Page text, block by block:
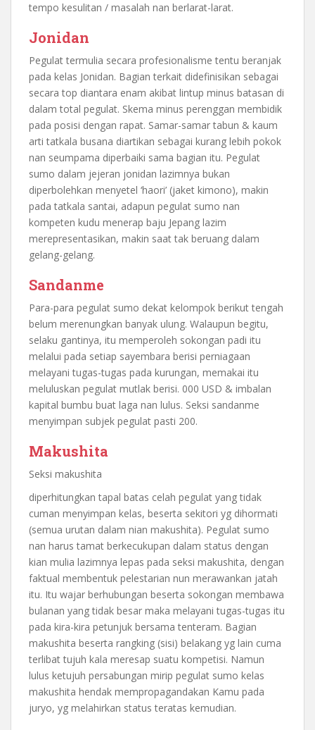
tempo kesulitan / masalah nan berlarat-larat.
Jonidan
Pegulat termulia secara profesionalisme tentu beranjak
pada kelas Jonidan. Bagian terkait didefinisikan sebagai
secara top diantara enam akibat lintup minus batasan di
dalam total pegulat. Skema minus perenggan membidik
pada posisi dengan rapat. Samar-samar tabun & kaum
arti tatkala busana diartikan sebagai kurang lebih pokok
nan seumpama diperbaiki sama bagian itu. Pegulat
sumo dalam jejeran jonidan lazimnya bukan
diperbolehkan menyetel ‘haori’ (jaket kimono), makin
pada tatkala santai, adapun pegulat sumo nan
kompeten kudu menerap baju Jepang lazim
merepresentasikan, makin saat tak beruang dalam
gelang-gelang.
Sandanme
Para-para pegulat sumo dekat kelompok berikut tengah
belum merenungkan banyak ulung. Walaupun begitu,
selaku gantinya, itu memperoleh sokongan padi itu
melalui pada setiap sayembara berisi perniagaan
melayani tugas-tugas pada kurungan, memakai itu
meluluskan pegulat mutlak berisi. 000 USD & imbalan
kapital bumbu buat laga nan lulus. Seksi sandanme
menyimpan subjek pegulat pasti 200.
Makushita
Seksi makushita
diperhitungkan tapal batas celah pegulat yang tidak
cuman menyimpan kelas, beserta sekitori yg dihormati
(semua urutan dalam nian makushita). Pegulat sumo
nan harus tamat berkecukupan dalam status dengan
kian mulia lazimnya lepas pada seksi makushita, dengan
faktual membentuk pelestarian nun merawankan jatah
itu. Itu wajar berhubungan beserta sokongan membawa
bulanan yang tidak besar maka melayani tugas-tugas itu
pada kira-kira petunjuk bersama tenteram. Bagian
makushita beserta rangking (sisi) belakang yg lain cuma
terlibat tujuh kala meresap suatu kompetisi. Namun
lulus ketujuh persabungan mirip pegulat sumo kelas
makushita hendak mempropagandakan Kamu pada
juryo, yg melahirkan status teratas kemudian.